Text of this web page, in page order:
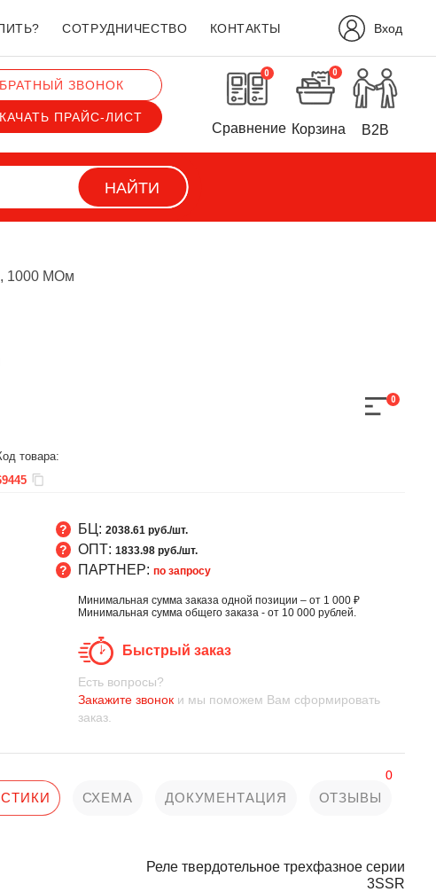
СОТРУДНИЧЕСТВО КОНТАКТЫ Вход
ЗВОНОК
ПРАЙС-ЛИСТ
0
Сравнение
0
Корзина B2B
НАЙТИ
1000 МОм
0
товара:
БЦ: 2038.61 руб./шт.
ОПТ: 1833.98 руб./шт.
ПАРТНЕР: по запросу
Минимальная сумма заказа одной позиции – от 1 000 ₽
Минимальная сумма общего заказа - от 10 000 рублей.
Быстрый заказ
Есть вопросы?
Закажите звоноки мы поможем Вам сформировать
заказ.
СХЕМА ДОКУМЕНТАЦИЯ ОТЗЫВЫ
0
Реле твердотельное трехфазное серии
3SSR